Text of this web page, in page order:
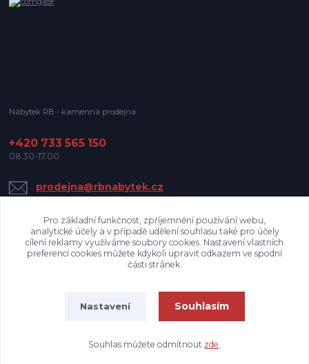
Nábytek RB - kamenná prodejna
+420 733 565 150
08.30-17.00
prodejna@rbnabytek.cz
Upravit sběr cookies.
Vytvořeno na
Eshop-rychle.cz
Pro základní funkčnost, zpříjemnění používání webu,
analytické účely a v případě udělení souhlasu také pro účely
cílení reklamy využíváme soubory cookies. Nastavení vlastních
preferencí cookies můžete kdykoli upravit odkazem ve spodní
části stránek.
Nastavení Souhlasím
Souhlas můžete odmítnout zde